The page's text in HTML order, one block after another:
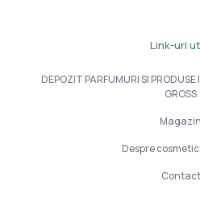
Link-uri
DEPOZIT PARFUMURI SI
GROSS
Magazin
Despre
Contact